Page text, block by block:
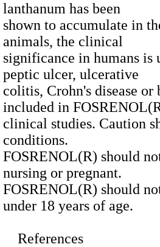
lanthanum has been
shown to accumulate in
animals, the clinical
significance in humans is
peptic ulcer, ulcerative
colitis, Crohn's disease
included in
clinical studies. Caution
conditions.
FOSRENOL(R) should
nursing or pregnant.
FOSRENOL(R) should
under 18 years of age.
References